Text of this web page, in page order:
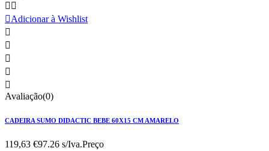
 
Adicionar à Wishlist





Avaliação(0)
CADEIRA SUMO DIDACTIC BEBE 60X15 CM AMARELO
119,63 €97.26 s/Iva.Preço